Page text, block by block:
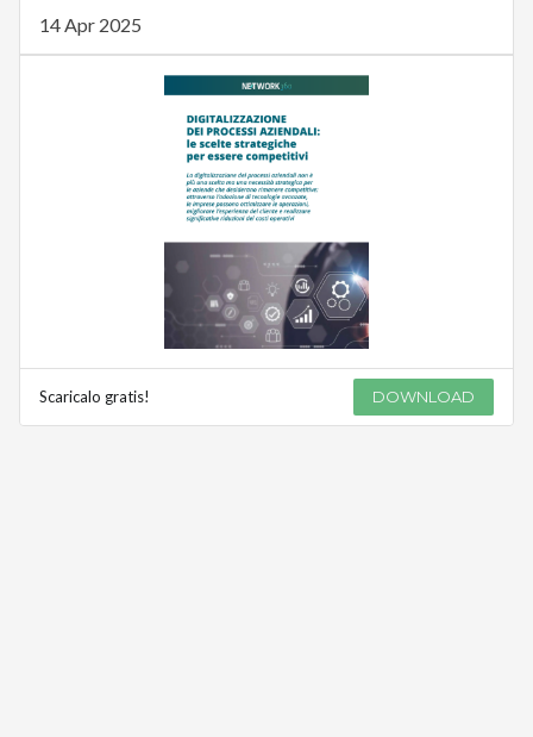
14 Apr 2025
Scaricalo gratis! DOWNLOAD